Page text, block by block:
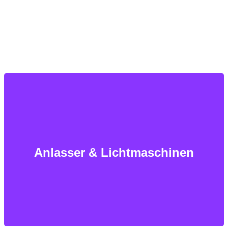
Anlasser & Lichtmaschinen
Herzstück